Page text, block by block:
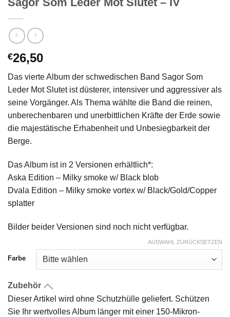
€26,50
Das vierte Album der schwedischen Band Sagor Som
Leder Mot Slutet ist düsterer, intensiver und aggressiver als
seine Vorgänger. Als Thema wählte die Band die reinen,
unberechenbaren und unerbittlichen Kräfte der Erde sowie
die majestätische Erhabenheit und Unbesiegbarkeit der
Berge.
Das Album ist in 2 Versionen erhältlich*:
Aska Edition – Milky smoke w/ Black blob
Dvala Edition – Milky smoke vortex w/ Black/Gold/Copper
splatter
Bilder beider Versionen sind noch nicht verfügbar.
Farbe
AUSWAHL ZURÜCKSETZEN
Zubehör
Dieser Artikel wird ohne Schutzhülle geliefert. Schützen
Sie Ihr wertvolles Album länger mit einer 150-Mikron-